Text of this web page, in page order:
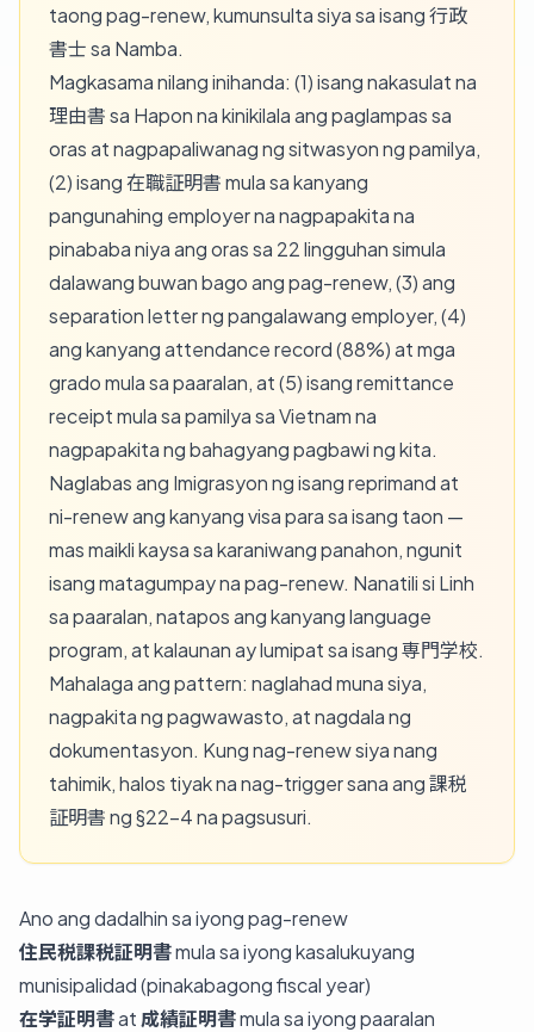
taong pag-renew, kumunsulta siya sa isang 行政
書士 sa Namba.
Magkasama nilang inihanda: (1) isang nakasulat na
理由書 sa Hapon na kinikilala ang paglampas sa
oras at nagpapaliwanag ng sitwasyon ng pamilya,
(2) isang 在職証明書 mula sa kanyang
pangunahing employer na nagpapakita na
pinababa niya ang oras sa 22 lingguhan simula
dalawang buwan bago ang pag-renew, (3) ang
separation letter ng pangalawang employer, (4)
ang kanyang attendance record (88%) at mga
grado mula sa paaralan, at (5) isang remittance
receipt mula sa pamilya sa Vietnam na
nagpapakita ng bahagyang pagbawi ng kita.
Naglabas ang Imigrasyon ng isang reprimand at
ni-renew ang kanyang visa para sa isang taon —
mas maikli kaysa sa karaniwang panahon, ngunit
isang matagumpay na pag-renew. Nanatili si Linh
sa paaralan, natapos ang kanyang language
program, at kalaunan ay lumipat sa isang 専門学校.
Mahalaga ang pattern: naglahad muna siya,
nagpakita ng pagwawasto, at nagdala ng
dokumentasyon. Kung nag-renew siya nang
tahimik, halos tiyak na nag-trigger sana ang 課税
証明書 ng §22-4 na pagsusuri.
Ano ang dadalhin sa iyong pag-renew
住民税課税証明書mula sa iyong kasalukuyang
munisipalidad (pinakabagong fiscal year)
在学証明書at 成績証明書mula sa iyong paaralan